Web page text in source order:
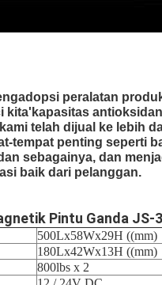
peralatan
kita'kapasitas
telah dijual ke lebih
tempat penting seperti
sebagainya, dan
baik dari pelanggan.
Pintu Ganda JS-
500Lx58Wx29H ((mm)
180Lx42Wx13H ((mm)
800lbs x 2